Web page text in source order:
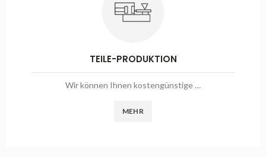
TEILE-PRODUKTION
Wir können Ihnen kostengünstige …
MEHR